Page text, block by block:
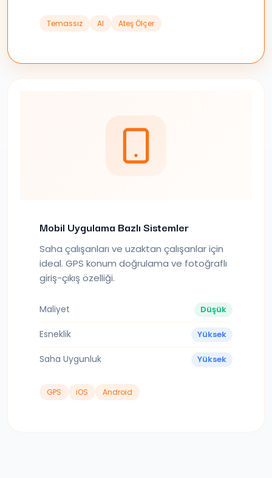
Temassız AI Ateş Ölçer
Mobil Uygulama Bazlı Sistemler
Saha çalışanları ve uzaktan çalışanlar için
ideal. GPS konum doğrulama ve fotoğraflı
giriş-çıkış özelliği.
Maliyet Düşük
Esneklik Yüksek
Saha Uygunluk Yüksek
GPS iOS Android